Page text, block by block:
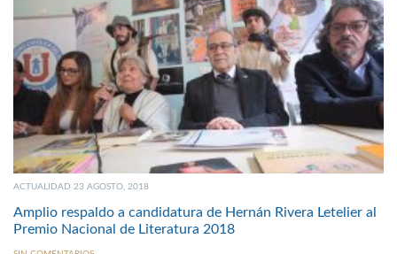
ACTUALIDAD 23 AGOSTO, 2018
Amplio respaldo a candidatura de Hernán Rivera Letelier al
Premio Nacional de Literatura 2018